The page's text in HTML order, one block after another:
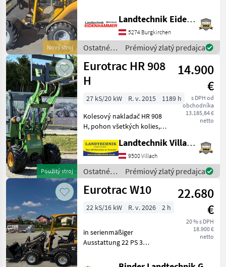
Nový stroj
Stufiger Fahrantrieb - extra
Hydraulikkreislauf
bedienbar mit Joystick
Landtechnik Eidenhammer GmbH
5274 Burgkirchen
Ostatné
poľnohospodárske
silové
stroje /
Eurotrac
Prémiový zlatý predajca
Použitý stroj
Eurotrac HR 908
H
14.900
€
s DPH od
obchodníka
13.185,84 €
netto
27 kS/20 kW R. v. 2015
1189 h
Kolesový nakladač HR 908
H, pohon všetkých kolies,
radom ovládacích pák,
výkyvná konštrukcia s
plávajúcou funkciou,
hydraulická rýchlospojk
Landtechnik Villach GmbH
9500 Villach
Ostatné
poľnohospodárske
silové
Eurotrac
Prémiový zlatý predajca
Eurotrac W10
22.680
€
20 % s DPH
18.900 €
netto
22 kS/16 kW R. v. 2026 2 h
in serienmäßiger
Ausstattung 22 PS 3
und 4 Funktion auf